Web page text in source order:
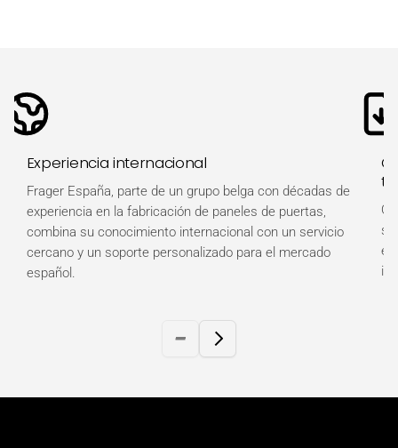
Experiencia internacional
Frager España, parte de un grupo belga con décadas de
experiencia en la fabricación de paneles de puertas,
combina su conocimiento internacional con un servicio
cercano y un soporte personalizado para el mercado
español.